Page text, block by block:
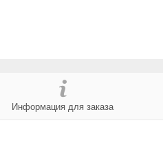
Информация для заказа